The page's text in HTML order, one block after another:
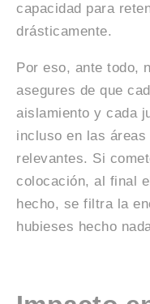
capacidad para
drásticamente.
Por eso, ante todo,
asegures de que
aislamiento y cada
incluso en las áreas
relevantes. Si
colocación, al final
hecho, se filtra la
hubieses hecho